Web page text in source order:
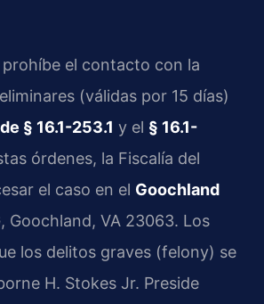
el contacto con la
(válidas por 15 días)
§ 16.1-253.1 y el § 16.1-
órdenes, la Fiscalía del
el caso en el Goochland
Goochland, VA 23063. Los
los delitos graves (felony) se
H. Stokes Jr. Preside